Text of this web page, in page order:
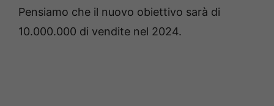
Pensiamo che il nuovo obiettivo sarà di
10.000.000 di vendite nel 2024.